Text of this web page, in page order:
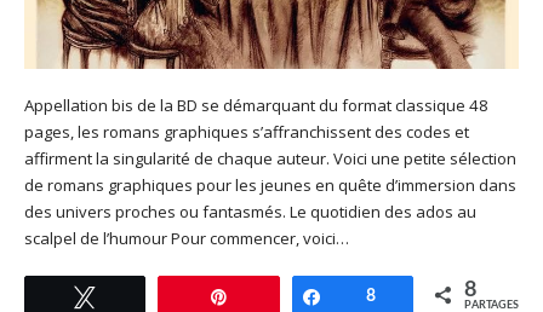
Appellation bis de la BD se démarquant du format classique 48
pages, les romans graphiques s’affranchissent des codes et
affirment la singularité de chaque auteur. Voici une petite sélection
de romans graphiques pour les jeunes en quête d’immersion dans
des univers proches ou fantasmés. Le quotidien des ados au
scalpel de l’humour Pour commencer, voici…
Enregistrer Partagez
8 8
PARTAGES